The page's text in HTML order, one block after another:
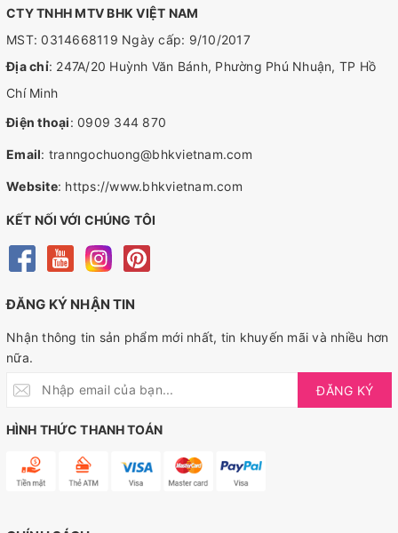
CTY TNHH MTV BHK VIỆT NAM
MST: 0314668119 Ngày cấp: 9/10/2017
Địa chỉ: 247A/20 Huỳnh Văn Bánh, Phường Phú Nhuận, TP Hồ
Chí Minh
Điện thoại: 0909 344 870
Email: tranngochuong@bhkvietnam.com
Website: https://www.bhkvietnam.com
KẾT NỐI VỚI CHÚNG TÔI
ĐĂNG KÝ NHẬN TIN
Nhận thông tin sản phẩm mới nhất, tin khuyến mãi và nhiều hơn
nữa.
ĐĂNG KÝ
HÌNH THỨC THANH TOÁN